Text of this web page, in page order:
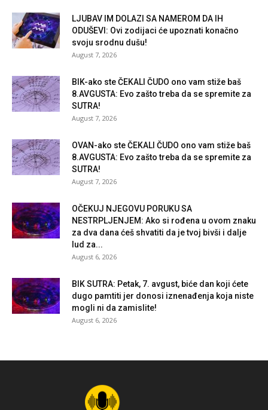
LJUBAV IM DOLAZI SA NAMEROM DA IH
ODUŠEVI: Ovi zodijaci će upoznati konačno
svoju srodnu dušu!
August 7, 2026
BIK-ako ste ČEKALI ČUDO ono vam stiže baš
8.AVGUSTA: Evo zašto treba da se spremite za
SUTRA!
August 7, 2026
OVAN-ako ste ČEKALI ČUDO ono vam stiže baš
8.AVGUSTA: Evo zašto treba da se spremite za
SUTRA!
August 7, 2026
OČEKUJ NJEGOVU PORUKU SA
NESTRPLJENJEM: Ako si rođena u ovom znaku
za dva dana ćeš shvatiti da je tvoj bivši i dalje
lud za...
August 6, 2026
BIK SUTRA: Petak, 7. avgust, biće dan koji ćete
dugo pamtiti jer donosi iznenađenja koja niste
mogli ni da zamislite!
August 6, 2026